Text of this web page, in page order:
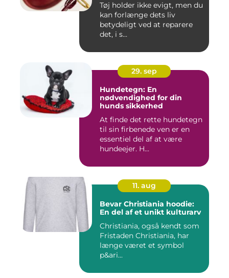
Tøj holder ikke evigt, men du
kan forlænge dets liv
betydeligt ved at reparere
det, i s...
29. sep
Hundetegn: En
nødvendighed for din
hunds sikkerhed
At finde det rette hundetegn
til sin firbenede ven er en
essentiel del af at være
hundeejer. H...
11. aug
Bevar Christiania hoodie:
En del af et unikt kulturarv
Christiania, også kendt som
Fristaden Christiania, har
længe været et symbol
p&ari...